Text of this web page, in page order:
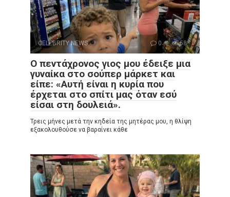
CELEBRITY NEWS 0 58
Ο πεντάχρονος γιος μου έδειξε μια
γυναίκα στο σούπερ μάρκετ και
είπε: «Αυτή είναι η κυρία που
έρχεται στο σπίτι μας όταν εσύ
είσαι στη δουλειά».
Τρεις μήνες μετά την κηδεία της μητέρας μου, η θλίψη
εξακολουθούσε να βαραίνει κάθε